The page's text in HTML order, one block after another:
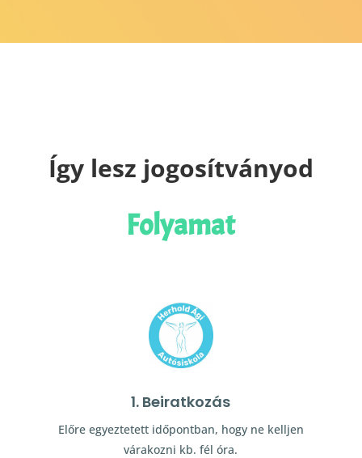
Így lesz jogosítványod
Folyamat
1. Beiratkozás
Előre egyeztetett időpontban, hogy ne kelljen
várakozni kb. fél óra.